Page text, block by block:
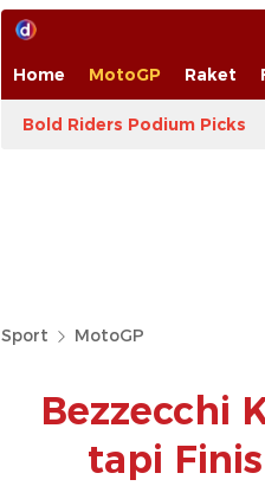
Home MotoGP Raket
Bold Riders Podium Picks
Sport MotoGP
Bezzecchi
tapi